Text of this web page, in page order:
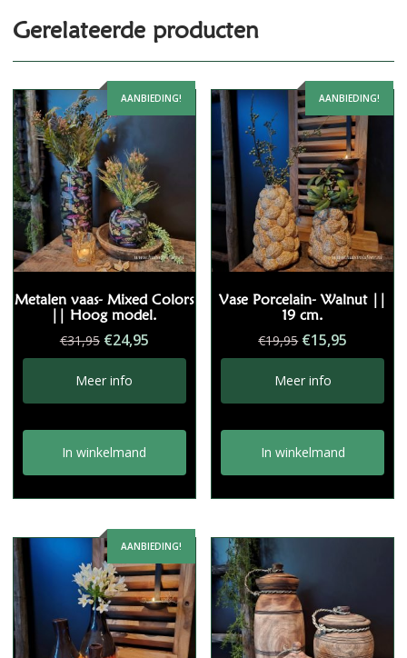
Gerelateerde producten
AANBIEDING!
Metalen vaas- Mixed Colors
|| Hoog model.
€31,95 Oorspronkelijke
prijs
was:
€31,95.
€24,95Huidige
prijs
€24,95.
Meer info
In winkelmand
AANBIEDING!
Vase Porcelain- Walnut ||
19 cm.
€19,95
prijs
was:
€19,95.
€15,95
prijs
€15,95.
Meer info
In winkelmand
AANBIEDING!